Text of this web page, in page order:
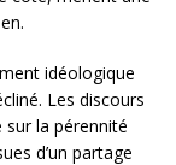
idéologique
Les discours
sur la pérennité
d’un partage